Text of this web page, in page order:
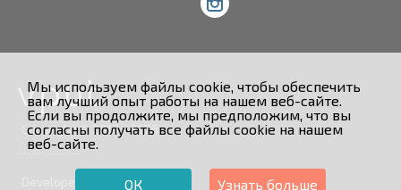
Мы используем файлы cookie, чтобы обеспечить
вам лучший опыт работы на нашем веб-сайте.
Если вы продолжите, мы предположим, что вы
согласны получать все файлы cookie на нашем
веб-сайте.
ОК Узнать больше
Copyright © 2013 - 2026